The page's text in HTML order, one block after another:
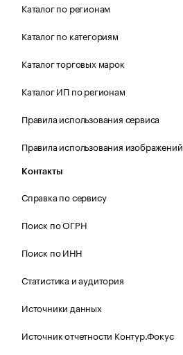
Каталог по регионам
Каталог по категориям
Каталог торговых марок
Каталог ИП по регионам
Правила использования сервиса
Правила использования изображений
Контакты
Справка по сервису
Поиск по ОГРН
Поиск по ИНН
Статистика и аудитория
Источники данных
Источник отчетности Контур.Фокус